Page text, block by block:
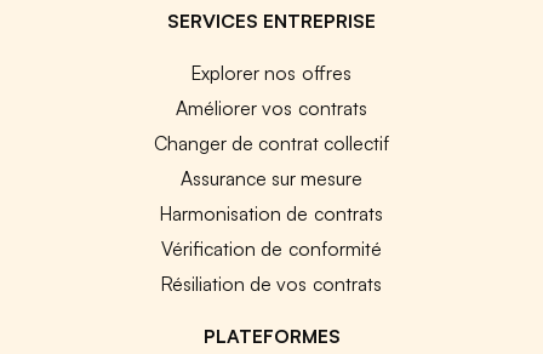
SERVICES ENTREPRISE
Explorer nos offres
Améliorer vos contrats
Changer de contrat collectif
Assurance sur mesure
Harmonisation de contrats
Vérification de conformité
Résiliation de vos contrats
PLATEFORMES